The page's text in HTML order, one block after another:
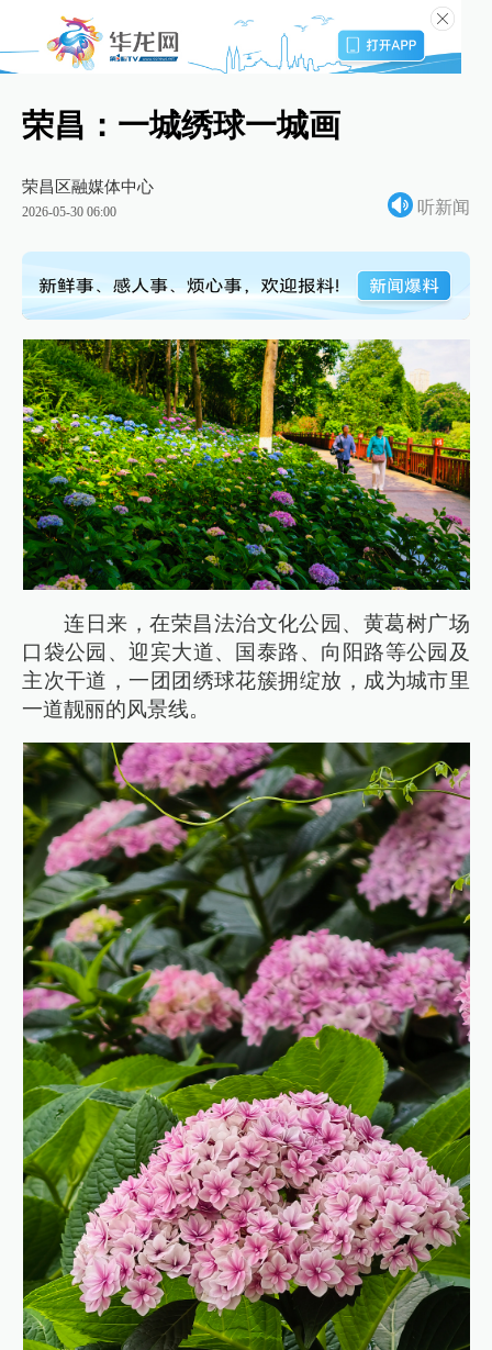
荣昌：一城绣球一城画
荣昌区融媒体中心
2026-05-30 06:00 听新闻
连日来，在荣昌法治文化公园、黄葛树广场
口袋公园、迎宾大道、国泰路、向阳路等公园及
主次干道，一团团绣球花簇拥绽放，成为城市里
一道靓丽的风景线。